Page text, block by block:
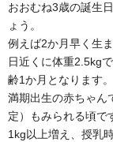
おおむね3歳の誕生
ょう。
例えば2か月早く生
日近くに体重2.5kg
齢1か月となります。
満期出生の赤ちゃん
定）もみられる頃で
1kg以上増え、授乳